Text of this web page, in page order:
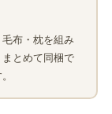
布・枕を組み
とめて同梱で